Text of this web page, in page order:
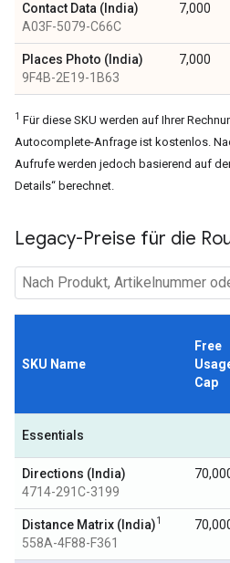
Contact Data (India)
A03F-5079-C66C
7,000
Places Photo (India)
9F4B-2E19-1B63
7,000
1 Für diese SKU werden auf Ihrer
Autocomplete-Anfrage ist kostenlos.
Aufrufe werden jedoch basierend auf
Details“ berechnet.
Legacy-Preise für die
SKU Name
Free
Cap
Essentials
Directions (India)
4714-291C-3199
Distance Matrix (India)1
558A-4F88-F361